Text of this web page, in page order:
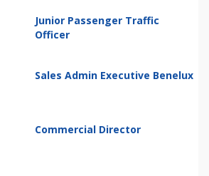
Junior Passenger Traffic
Officer
Sales Admin Executive Benelux
Commercial Director